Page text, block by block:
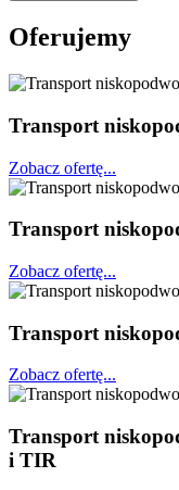
Oferujemy
Transport
Zobacz ofertę...
Transport
Zobacz ofertę...
Transport
Zobacz ofertę...
Transport
i TIR